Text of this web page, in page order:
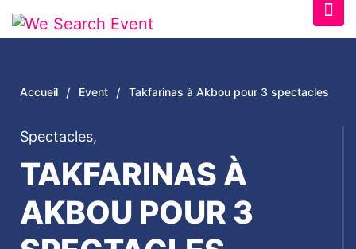
Accueil / Event / Takfarinas à Akbou pour 3 spectacles
Spectacles,
TAKFARINAS À
AKBOU POUR 3